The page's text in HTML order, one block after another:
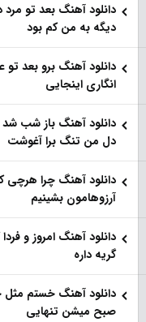
دانلود آهنگ بعد تو
دیگه به من کم بود
دانلود آهنگ برو بعد
انگاری اینجایی
دانلود آهنگ باز شب
دل من تنگ برا آغوشت
دانلود آهنگ چرا هرچی
آرزوهامون بشینیم
دانلود آهنگ امروز و
گریه داره
دانلود آهنگ خستم
صبح میشن تنهایی